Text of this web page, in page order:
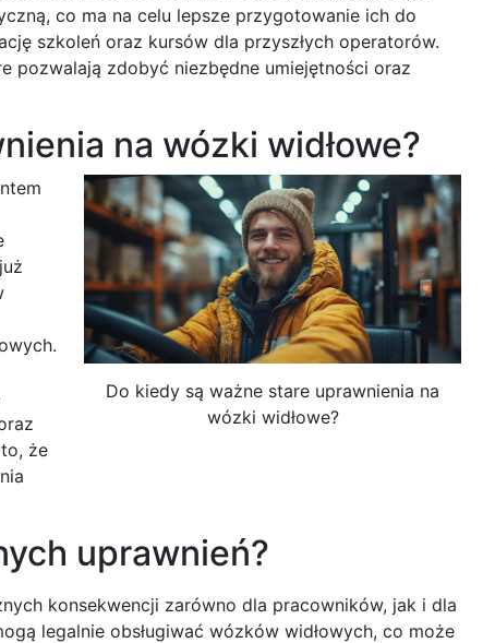
co ma na celu lepsze przygotowanie ich do
szkoleń oraz kursów dla przyszłych operatorów.
pozwalają zdobyć niezbędne umiejętności oraz
na wózki widłowe?
Do kiedy są ważne stare uprawnienia na
wózki widłowe?
że
uprawnień?
konsekwencji zarówno dla pracowników, jak i dla
legalnie obsługiwać wózków widłowych, co może